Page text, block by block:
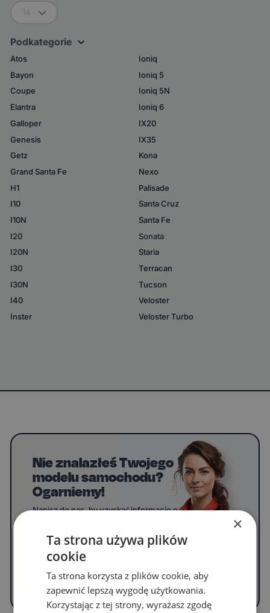
Podkategorie
Atos
Bayon
Coupe
Elantra
Galloper
Genesis
Getz
Grand Santa Fe
H1
I10
I10N
I20
I20N
I30
I30N
I40
Inster
Ioniq
Ioniq 5
Ioniq 5N
Ioniq 6
IX20
IX35
Kona
Nexo
Palisade
Santa Cruz
Santa Fe
Sonata
Staria
Terracan
Tucson
Veloster
Veloster Turbo
Nie znalazłeś Twojego
modelu samochodu?
Ogarniemy!
Napisz do nas, by uzyskać informacje o
WYPEŁNIJ FORMULARZ
×
Ta strona używa plików
cookie
Ta strona korzysta z plików cookie, aby
zapewnić lepszą wygodę użytkowania.
Korzystając z tej strony, wyrażasz zgodę